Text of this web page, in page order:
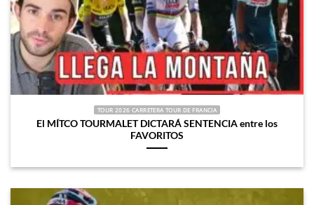
TOUR 2026 CARRETERA TOUR DE FRANCIA
El MÍTCO TOURMALET DICTARÁ SENTENCIA entre los
FAVORITOS